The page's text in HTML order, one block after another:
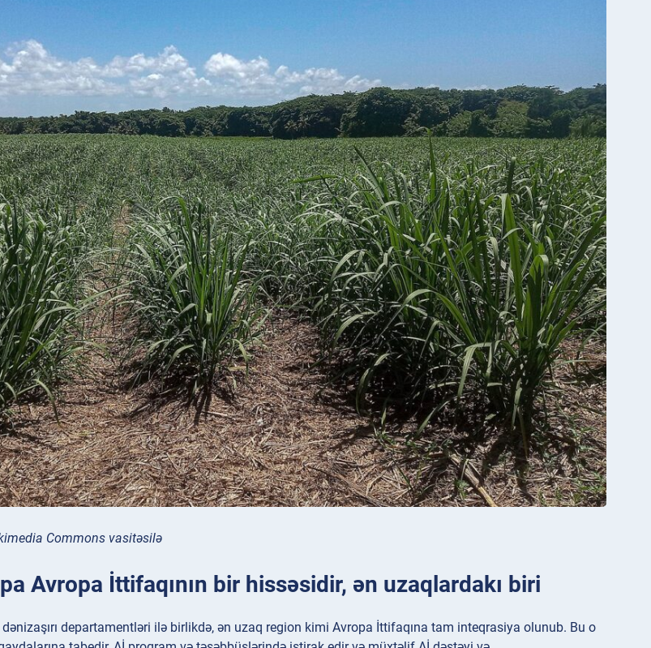
Commons vasitəsilə
Avropa İttifaqının bir hissəsidir, ən uzaqlardakı biri
departamentləri ilə birlikdə, ən uzaq region kimi Avropa İttifaqına tam inteqrasiya olunub. Bu o